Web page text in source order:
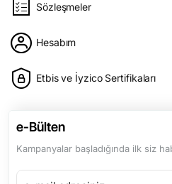
Sözleşmeler
Hesabım
Etbis ve İyzico Sertifikaları
e-Bülten
Kampanyalar başladığında ilk siz
e-